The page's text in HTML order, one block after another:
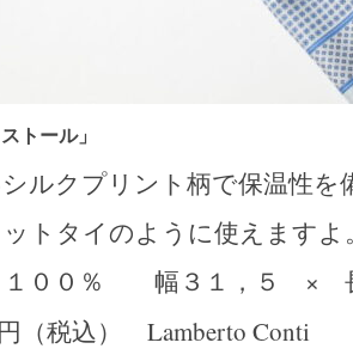
トール」
ルクプリント柄で保温性を
トタイのように使えますよ
１００％ 幅３１，５ ×
（税込） Lamberto Conti